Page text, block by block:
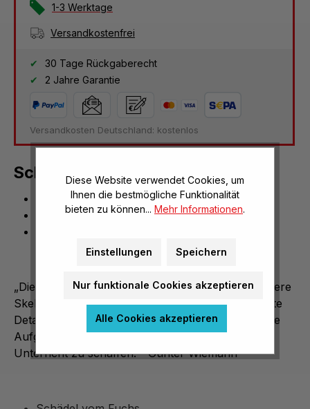
1-3 Werktage
Versandkostenfrei
30 Tage Rückgaberecht
2 Jahre Garantie
Versandkosten Deutschland: kostenlos
Schädel vom Fuchs
Naturskelett
naturgetreues Abbild
„Die Natur ist unser Vorbild, das bedeutet für unsere
Skelette, dass wir es genau nehmen bis ins kleinste
Detail in Form und lebensechter Anatomie. Unsere
Aufgabe ist es naturgetreue Abbilder für den
Unterricht zu schaffen.“ Günter Wiemann
Diese Website verwendet Cookies, um
Ihnen die bestmögliche Funktionalität
bieten zu können... Mehr Informationen.
Einstellungen Speichern
Nur funktionale Cookies akzeptieren
Alle Cookies akzeptieren